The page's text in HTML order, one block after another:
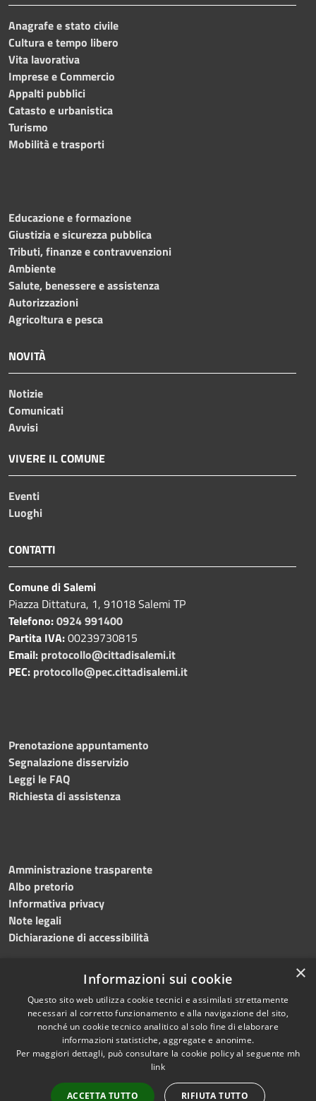
Anagrafe e stato civile
Cultura e tempo libero
Vita lavorativa
Imprese e Commercio
Appalti pubblici
Catasto e urbanistica
Turismo
Mobilità e trasporti
Educazione e formazione
Giustizia e sicurezza pubblica
Tributi, finanze e contravvenzioni
Ambiente
Salute, benessere e assistenza
Autorizzazioni
Agricoltura e pesca
NOVITÀ
Notizie
Comunicati
Avvisi
VIVERE IL COMUNE
Eventi
Luoghi
CONTATTI
Comune di Salemi
Piazza Dittatura, 1, 91018 Salemi TP
Telefono:0924 991400
Partita IVA:00239730815
Email: protocollo@cittadisalemi.it
PEC: protocollo@pec.cittadisalemi.it
Prenotazione appuntamento
Segnalazione disservizio
Leggi le FAQ
Richiesta di assistenza
Amministrazione trasparente
Albo pretorio
Informativa privacy
Note legali
Dichiarazione di accessibilità
Accessibilità
Copyright © 2026 • Comune di
Salemi • Powered by
redazione
×
Informazioni sui cookie
Questo sito web utilizza cookie tecnici e assimilati strettamente
necessari al corretto funzionamento e alla navigazione del sito,
nonché un cookie tecnico analitico al solo fine di elaborare
informazioni statistiche, aggregate e anonime.
Per maggiori dettagli, può consultare la cookie policy al seguente mh
link
ACCETTA TUTTO RIFIUTA TUTTO